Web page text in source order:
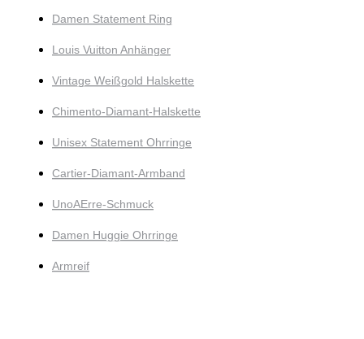
Damen Statement Ring
Louis Vuitton Anhänger
Vintage Weißgold Halskette
Chimento-Diamant-Halskette
Unisex Statement Ohrringe
Cartier-Diamant-Armband
UnoAErre-Schmuck
Damen Huggie Ohrringe
Armreif